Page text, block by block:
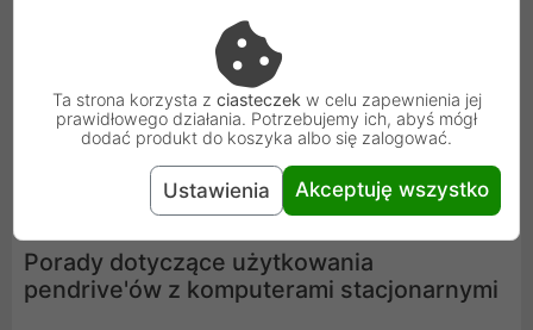
SanDisk Ultra Slider posiada wygodny otwór na brelok,
który pozwala przypiąć go do kluczy lub torby, co wpływa
na łatwość transportu i zmniejsza ryzyko zgubienia
pendrive'a. Dodatkowo, pendrive jest wspierany przez
oprogramowanie do odzyskiwania danych, co jest cenną
funkcją zabezpieczającą ważne pliki użytkownika.
Porady dotyczące użytkowania
pendrive'ów z komputerami stacjonarnymi
Ta strona korzysta z ciasteczek w celu zapewnienia jej
prawidłowego działania. Potrzebujemy ich, abyś mógł
dodać produkt do koszyka albo się zalogować.
Ustawienia Akceptuję wszystko